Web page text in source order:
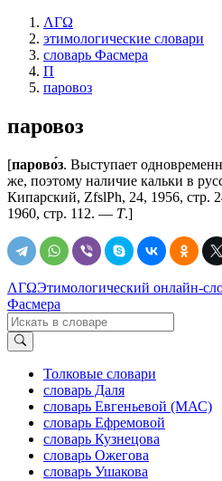
ΛΓΩ
этимологические словари
словарь Фасмера
П
паровоз
паровоз
[парово́з. Выступает
же, поэтому наличие кальки в
Кипарский, ZfslPh, 24, 1956, стр.
1960, стр. 112. — Т.]
ΛΓΩЭтимологический онлайн-
Фасмера
Толковые словари
словарь Даля
словарь Евгеньевой (МАС)
словарь Ефремовой
словарь Кузнецова
словарь Ожегова
словарь Ушакова